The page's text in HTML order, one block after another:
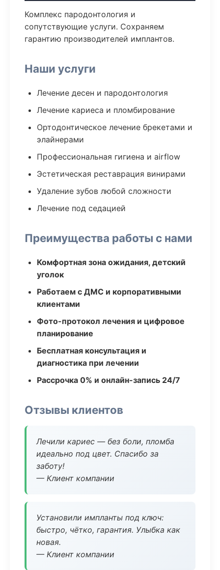
Комплекс пародонтология и
сопутствующие услуги. Сохраняем
гарантию производителей имплантов.
Наши услуги
Лечение десен и пародонтология
Лечение кариеса и пломбирование
Ортодонтическое лечение брекетами и
элайнерами
Профессиональная гигиена и airflow
Эстетическая реставрация винирами
Удаление зубов любой сложности
Лечение под седацией
Преимущества работы с нами
Комфортная зона ожидания, детский
уголок
Работаем с ДМС и корпоративными
клиентами
Фото-протокол лечения и цифровое
планирование
Бесплатная консультация и
диагностика при лечении
Рассрочка 0% и онлайн-запись 24/7
Отзывы клиентов
Лечили кариес — без боли, пломба
идеально под цвет. Спасибо за
заботу!
— Клиент компании
Установили импланты под ключ:
быстро, чётко, гарантия. Улыбка как
новая.
— Клиент компании